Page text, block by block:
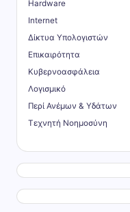
Hardware
Internet
Δίκτυα Υπολογιστών
Επικαιρότητα
Κυβερνοασφάλεια
Λογισμικό
Περί Ανέμων & Υδάτων
Τεχνητή Νοημοσύνη